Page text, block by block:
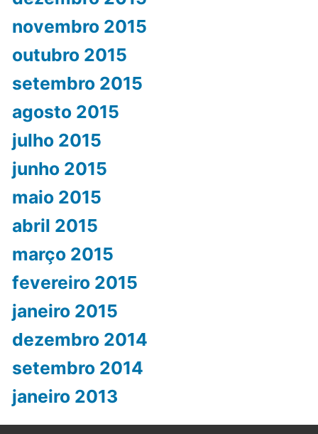
novembro 2015
outubro 2015
setembro 2015
agosto 2015
julho 2015
junho 2015
maio 2015
abril 2015
março 2015
fevereiro 2015
janeiro 2015
dezembro 2014
setembro 2014
janeiro 2013